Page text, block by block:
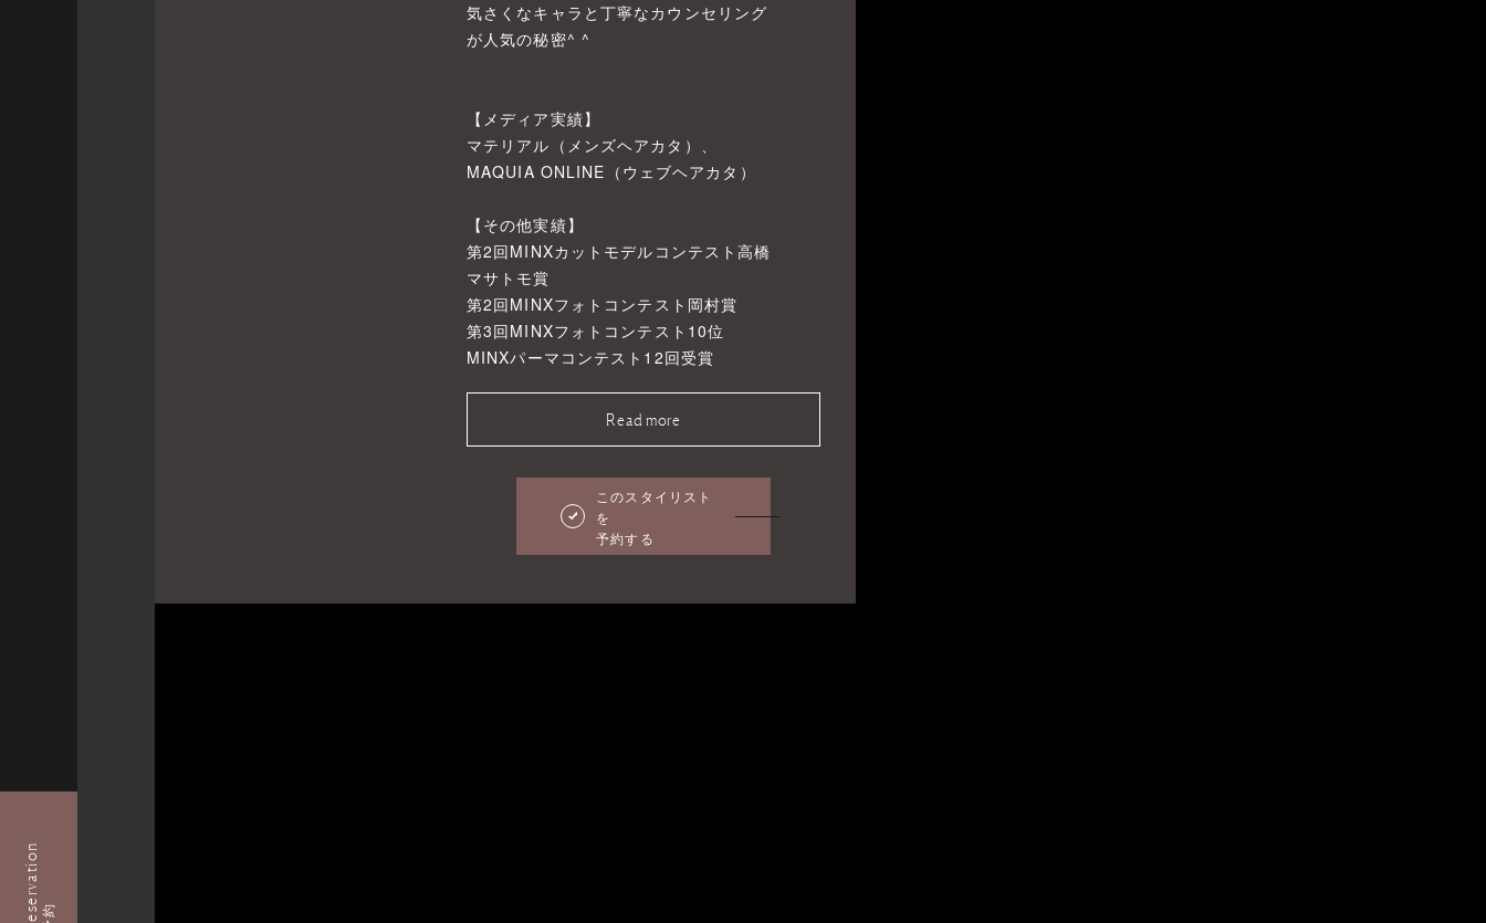
Reservation
気さくなキャラと丁寧なカウンセリング
が人気の秘密^ ^
【メディア実績】
マテリアル（メンズヘアカタ）、
MAQUIA ONLINE（ウェブヘアカタ）
【その他実績】
第2回MINXカットモデルコンテスト高橋
マサトモ賞
第2回MINXフォトコンテスト岡村賞
第3回MINXフォトコンテスト10位
MINXパーマコンテスト12回受賞
Read more
このスタイリスト
を
予約する